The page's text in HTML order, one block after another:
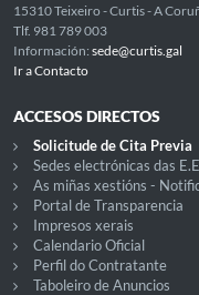
15310 Teixeiro - Curtis - A
Tlf. 981 789 003
Información: sede@curtis.gal
Ir a Contacto
ACCESOS DIRECTOS
Solicitude de Cita Previa
Sedes electrónicas das
As miñas xestións -
Portal de Transparencia
Impresos xerais
Calendario Oficial
Perfil do Contratante
Taboleiro de Anuncios